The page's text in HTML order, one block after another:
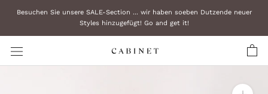
überspringen
Besuchen Sie unsere SALE-Section ... wir haben soeben Dutzende neuer
Styles hinzugefügt! Go and get it!